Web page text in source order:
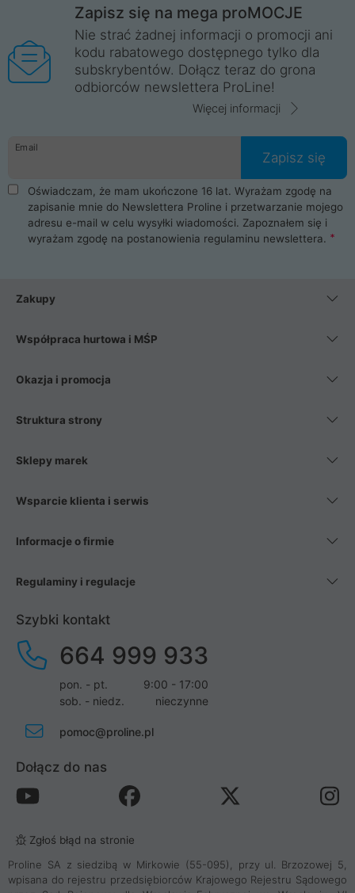
Zapisz się na mega proMOCJE
Nie strać żadnej informacji o promocji ani
kodu rabatowego dostępnego tylko dla
subskrybentów. Dołącz teraz do grona
odbiorców newslettera ProLine!
Więcej informacji
Email
Zapisz się
Oświadczam, że mam ukończone 16 lat. Wyrażam zgodę na
zapisanie mnie do Newslettera Proline i przetwarzanie mojego
adresu e-mail w celu wysyłki wiadomości. Zapoznałem się i
wyrażam zgodę na postanowienia regulaminu newslettera.
Zakupy
Współpraca hurtowa i MŚP
Okazja i promocja
Struktura strony
Sklepy marek
Wsparcie klienta i serwis
Informacje o firmie
Regulaminy i regulacje
Szybki kontakt
664 999 933
pon. - pt.
9:00 - 17:00
sob. - niedz.
nieczynne
pomoc@proline.pl
Dołącz do nas
Zgłoś błąd na stronie
Proline SA z siedzibą w Mirkowie (55-095), przy ul. Brzozowej 5,
wpisana do rejestru przedsiębiorców Krajowego Rejestru Sądowego